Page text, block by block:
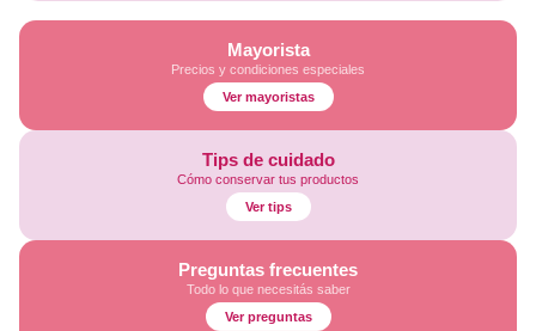
Mayorista
Precios y condiciones especiales
Ver mayoristas
Tips de cuidado
Cómo conservar tus productos
Ver tips
Preguntas frecuentes
Todo lo que necesitás saber
Ver preguntas